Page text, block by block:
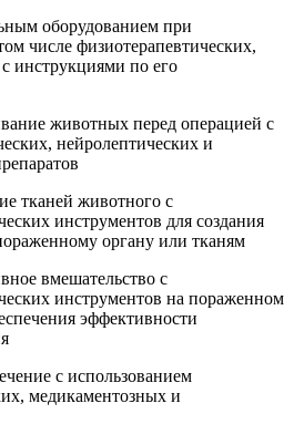
оборудованием при
числе физиотерапевтических,
инструкциями по его
животных перед операцией с
нейролептических и
тканей животного с
инструментов для создания
органу или тканям
вмешательство с
инструментов на пораженном
эффективности
с использованием
медикаментозных и